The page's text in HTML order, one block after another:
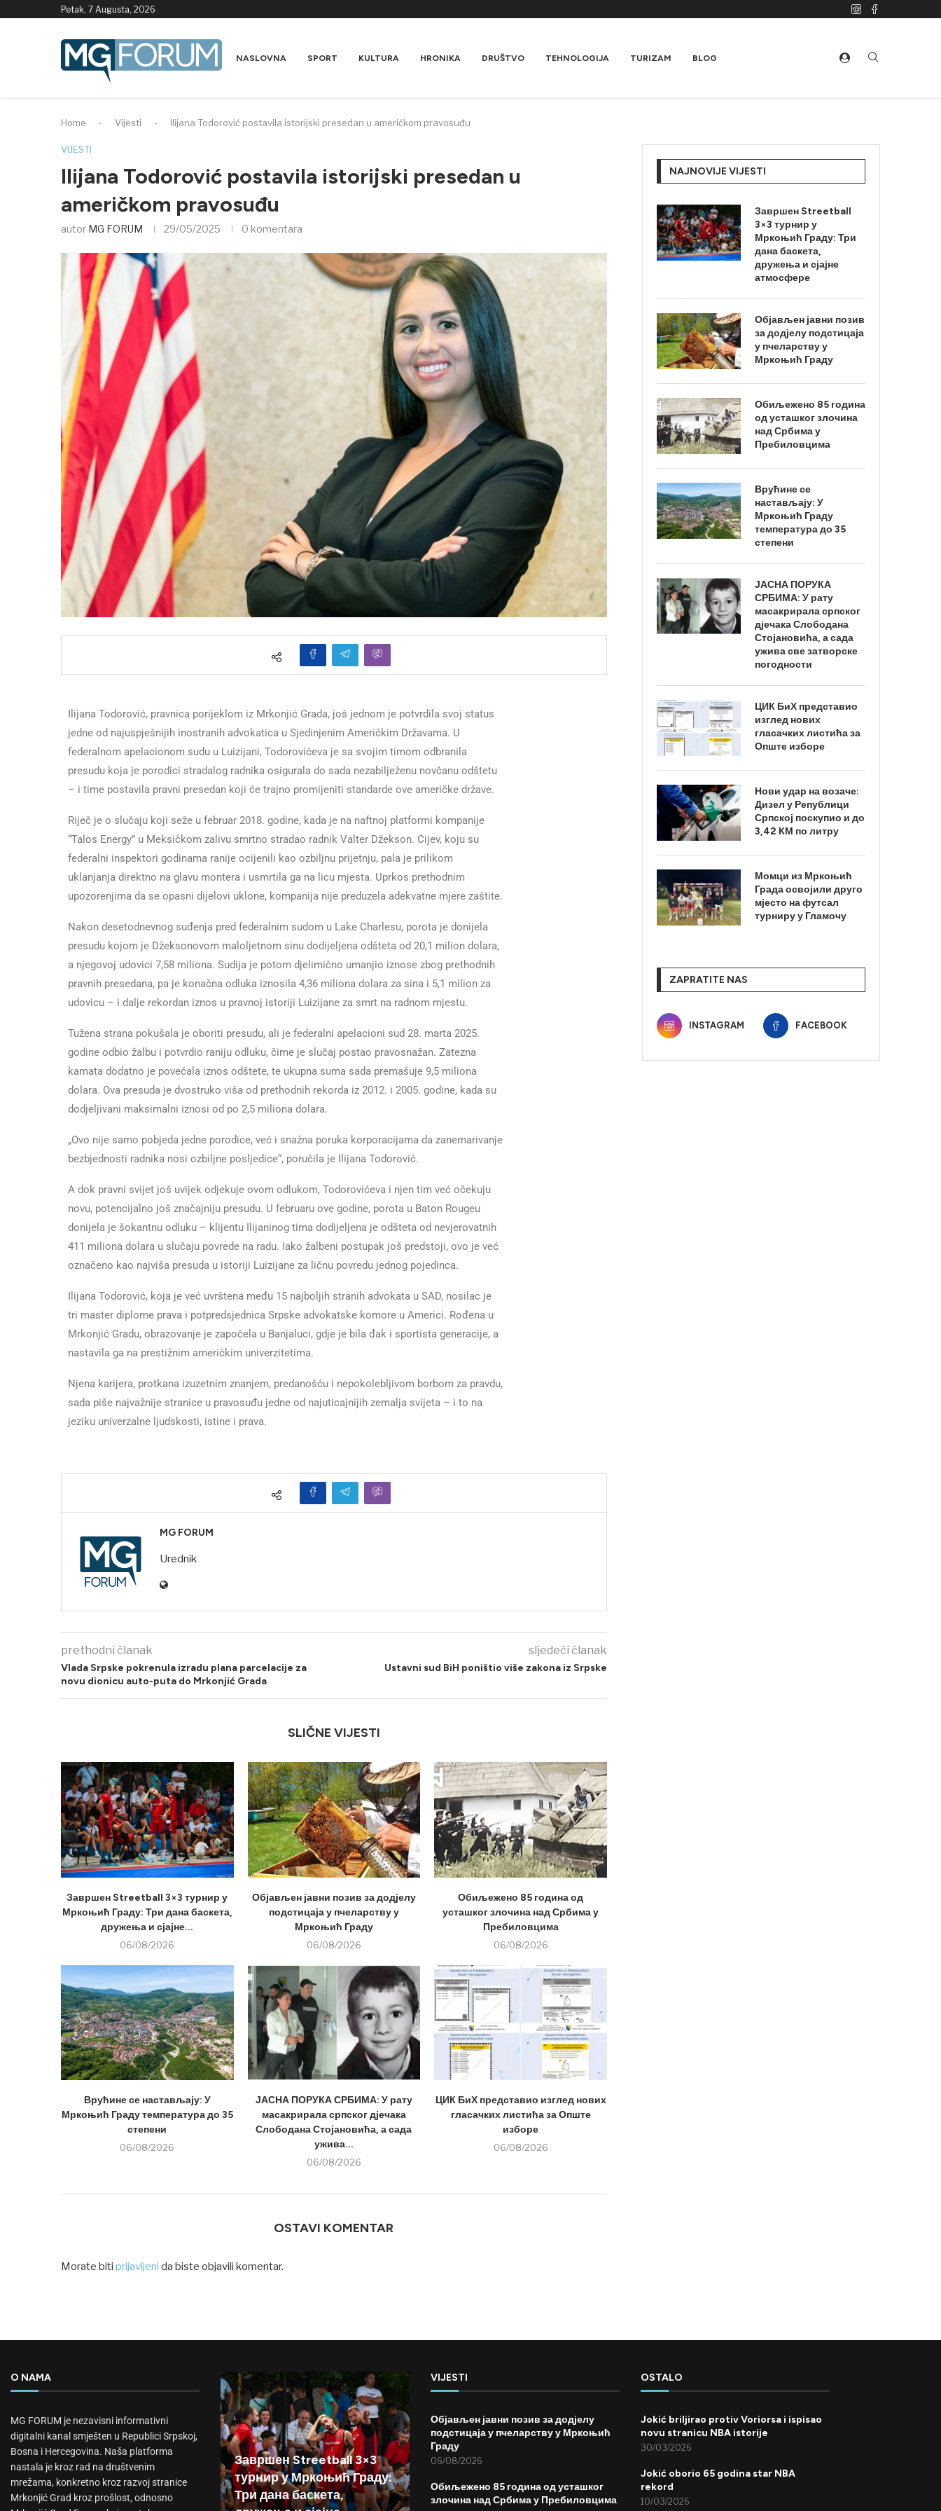
Petak, 7 Augusta, 2026
NASLOVNA SPORT KULTURA HRONIKA DRUŠTVO TEHNOLOGIJA TURIZAM BLOG
Home - Vijesti - Ilijana Todorović postavila istorijski presedan u američkom pravosuđu
VIJESTI
Ilijana Todorović postavila istorijski presedan u
američkom pravosuđu
autor MG FORUM 29/05/2025 0 komentara
Ilijana Todorović, pravnica porijeklom iz Mrkonjić Grada, još jednom je potvrdila svoj status
jedne od najuspješnijih inostranih advokatica u Sjedinjenim Američkim Državama. U
federalnom apelacionom sudu u Luizijani, Todorovićeva je sa svojim timom odbranila
presudu koja je porodici stradalog radnika osigurala do sada nezabilježenu novčanu odštetu
– i time postavila pravni presedan koji će trajno promijeniti standarde ove američke države.
Riječ je o slučaju koji seže u februar 2018. godine, kada je na naftnoj platformi kompanije
“Talos Energy” u Meksičkom zalivu smrtno stradao radnik Valter Džekson. Cijev, koju su
federalni inspektori godinama ranije ocijenili kao ozbiljnu prijetnju, pala je prilikom
uklanjanja direktno na glavu montera i usmrtila ga na licu mjesta. Uprkos prethodnim
upozorenjima da se opasni dijelovi uklone, kompanija nije preduzela adekvatne mjere zaštite.
Nakon desetodnevnog suđenja pred federalnim sudom u Lake Charlesu, porota je donijela
presudu kojom je Džeksonovom maloljetnom sinu dodijeljena odšteta od 20,1 milion dolara,
a njegovoj udovici 7,58 miliona. Sudija je potom djelimično umanjio iznose zbog prethodnih
pravnih presedana, pa je konačna odluka iznosila 4,36 miliona dolara za sina i 5,1 milion za
udovicu – i dalje rekordan iznos u pravnoj istoriji Luizijane za smrt na radnom mjestu.
Tužena strana pokušala je oboriti presudu, ali je federalni apelacioni sud 28. marta 2025.
godine odbio žalbu i potvrdio raniju odluku, čime je slučaj postao pravosnažan. Zatezna
kamata dodatno je povećala iznos odštete, te ukupna suma sada premašuje 9,5 miliona
dolara. Ova presuda je dvostruko viša od prethodnih rekorda iz 2012. i 2005. godine, kada su
dodjeljivani maksimalni iznosi od po 2,5 miliona dolara.
„Ovo nije samo pobjeda jedne porodice, već i snažna poruka korporacijama da zanemarivanje
bezbjednosti radnika nosi ozbiljne posljedice“, poručila je Ilijana Todorović.
A dok pravni svijet još uvijek odjekuje ovom odlukom, Todorovićeva i njen tim već očekuju
novu, potencijalno još značajniju presudu. U februaru ove godine, porota u Baton Rougeu
donijela je šokantnu odluku – klijentu Ilijaninog tima dodijeljena je odšteta od nevjerovatnih
411 miliona dolara u slučaju povrede na radu. Iako žalbeni postupak još predstoji, ovo je već
označeno kao najviša presuda u istoriji Luizijane za ličnu povredu jednog pojedinca.
Ilijana Todorović, koja je već uvrštena među 15 najboljih stranih advokata u SAD, nosilac je
tri master diplome prava i potpredsjednica Srpske advokatske komore u Americi. Rođena u
Mrkonjić Gradu, obrazovanje je započela u Banjaluci, gdje je bila đak i sportista generacije, a
nastavila ga na prestižnim američkim univerzitetima.
Njena karijera, protkana izuzetnim znanjem, predanošću i nepokolebljivom borbom za pravdu,
sada piše najvažnije stranice u pravosuđu jedne od najuticajnijih zemalja svijeta – i to na
jeziku univerzalne ljudskosti, istine i prava.
MG FORUM
Urednik
prethodni članak
Vlada Srpske pokrenula izradu plana parcelacije za
novu dionicu auto-puta do Mrkonjić Grada
sljedeći članak
Ustavni sud BiH poništio više zakona iz Srpske
SLIČNE VIJESTI
Завршен Streetball 3×3 турнир у
Мркоњић Граду: Три дана баскета,
дружења и сјајне...
06/08/2026
Објављен јавни позив за додјелу
подстицаја у пчеларству у
Мркоњић Граду
06/08/2026
Обиљежено 85 година од
усташког злочина над Србима у
Пребиловцима
06/08/2026
Врућине се настављају: У
Мркоњић Граду температура до 35
степени
06/08/2026
ЈАСНА ПОРУКА СРБИМА: У рату
масакрирала српског дјечака
Слободана Стојановића, а сада
ужива...
06/08/2026
ЦИК БиХ представио изглед нових
гласачких листића за Опште
изборе
06/08/2026
OSTAVI KOMENTAR
Morate biti prijavljeni da biste objavili komentar.
NAJNOVIJE VIJESTI
Завршен Streetball
3×3 турнир у
Мркоњић Граду: Три
дана баскета,
дружења и сјајне
атмосфере
Објављен јавни позив
за додјелу подстицаја
у пчеларству у
Мркоњић Граду
Обиљежено 85 година
од усташког злочина
над Србима у
Пребиловцима
Врућине се
настављају: У
Мркоњић Граду
температура до 35
степени
ЈАСНА ПОРУКА
СРБИМА: У рату
масакрирала српског
дјечака Слободана
Стојановића, а сада
ужива све затворске
погодности
ЦИК БиХ представио
изглед нових
гласачких листића за
Опште изборе
Нови удар на возаче:
Дизел у Републици
Српској поскупио и до
3,42 КМ по литру
Момци из Мркоњић
Града освојили друго
мјесто на футсал
турниру у Гламочу
ZAPRATITE NAS
INSTAGRAM FACEBOOK
O NAMA
MG FORUM je nezavisni informativni
digitalni kanal smješten u Republici Srpskoj,
Bosna i Hercegovina. Naša platforma
nastala je kroz rad na društvenim
mrežama, konkretno kroz razvoj stranice
Mrkonjić Grad kroz prošlost, odnosno
Завршен Streetball 3×3
турнир у Мркоњић Граду:
Три дана баскета,
VIJESTI
Објављен јавни позив за додјелу
подстицаја у пчеларству у Мркоњић
Граду
06/08/2026
Обиљежено 85 година од усташког
злочина над Србима у Пребиловцима
OSTALO
Jokić briljirao protiv Voriorsa i ispisao
novu stranicu NBA istorije
30/03/2026
Jokić oborio 65 godina star NBA
rekord
10/03/2026